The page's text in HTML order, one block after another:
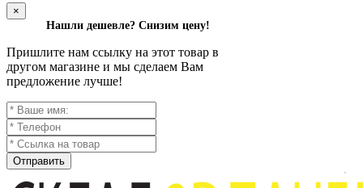
×
Нашли дешевле? Снизим цену!
Пришлите нам ссылку на этот товар в
другом магазине и мы сделаем Вам
предложение лучше!
Отправить